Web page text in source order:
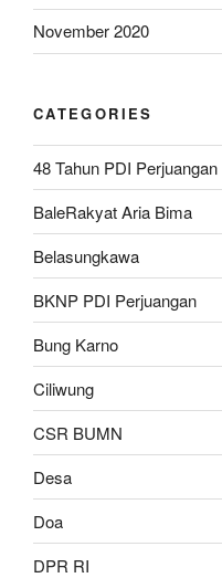
November 2020
CATEGORIES
48 Tahun PDI Perjuangan
BaleRakyat Aria Bima
Belasungkawa
BKNP PDI Perjuangan
Bung Karno
Ciliwung
CSR BUMN
Desa
Doa
DPR RI